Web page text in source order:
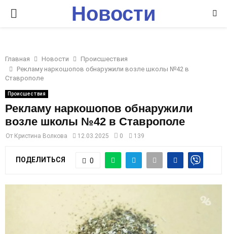
P
I
M
A
Новости
Главная Новости
Происшествия
Рекламу наркошопов обнаружили возле школы №42 в
Ставрополе
Происшествия
Рекламу наркошопов обнаружили
возле школы №42 в Ставрополе
От Кристина Волкова 12.03.2025 0 139
ПОДЕЛИТЬСЯ 0